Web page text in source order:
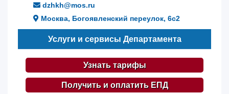
dzhkh@mos.ru
Москва, Богоявленский переулок, 6с2
Услуги и сервисы Департамента
Узнать тарифы
Получить и оплатить ЕПД